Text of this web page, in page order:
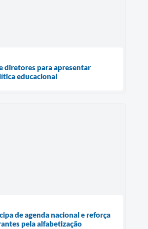
diretores para apresentar
educacional
de agenda nacional e reforça
pela alfabetização